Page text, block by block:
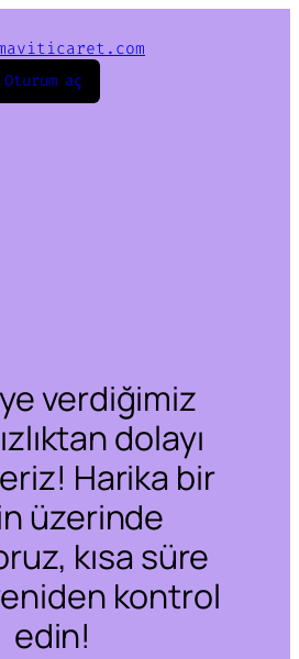
Oturum aç
verdiğimiz
dolayı
Harika bir
üzerinde
kısa süre
kontrol
edin!